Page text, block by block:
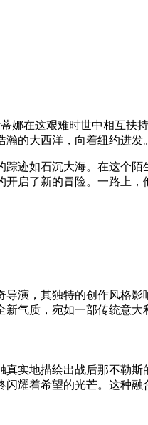
在这艰难时世中相互
的大西洋，向着纽约进发。
迹如石沉大海。在这个
启了新的冒险。一路上
演，其独特的创作风格
气质，宛如一部传统意大
实地描绘出战后那不勒
耀着希望的光芒。这种